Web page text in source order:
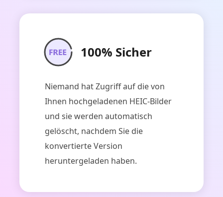
100% Sicher
Niemand hat Zugriff auf die von
Ihnen hochgeladenen HEIC-Bilder
und sie werden automatisch
gelöscht, nachdem Sie die
konvertierte Version
heruntergeladen haben.